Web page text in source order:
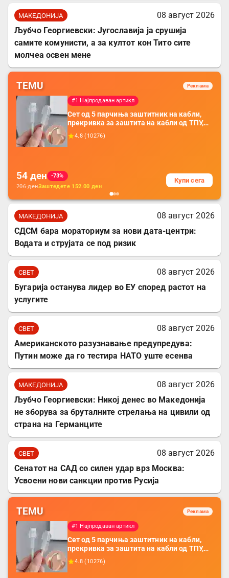
МАКЕДОНИЈА
08 август 2026
Љубчо Георгиевски: Југославија ја срушија
самите комунисти, а за култот кон Тито сите
молчеа освен мене
TEMU Реклама
#1 Најпродаван артикл
Сет од 5 парчиња заштитник на кабли,
прекривка за заштита на кабли од ТПУ,
додатоци за заштита на кабли, без
батерија, за мобилни телефони, комплет
4.8 ( 10276)
54 ден
-73%
206денЗаштедете 152.00 ден
Купи сега
МАКЕДОНИЈА
08 август 2026
СДСМ бара мораториум за нови дата-центри:
Водата и струјата се под ризик
СВЕТ
08 август 2026
Бугарија останува лидер во ЕУ според растот на
услугите
СВЕТ
08 август 2026
Американското разузнавање предупредува:
Путин може да го тестира НАТО уште есенва
МАКЕДОНИЈА
08 август 2026
Љубчо Георгиевски: Никој денес во Македонија
не зборува за бруталните стрелања на цивили од
страна на Германците
СВЕТ
08 август 2026
Сенатот на САД со силен удар врз Москва:
Усвоени нови санкции против Русија
TEMU Реклама
#1 Најпродаван артикл
Сет од 5 парчиња заштитник на кабли,
прекривка за заштита на кабли од ТПУ,
додатоци за заштита на кабли, без
батерија, за мобилни телефони, комплет
4.8 ( 10276)